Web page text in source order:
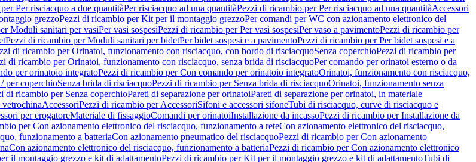
Per risciacquo a due quantitàPer risciacquo ad una quantitàPezzi di ricambio per Per risciacquo ad una quantitàAccessori
grezzoPezzi di ricambio per Kit per il montaggio grezzoPer comandi per WC con azionamento elettronico del
Moduli sanitari per vasiPer vasi sospesiPezzi di ricambio per Per vasi sospesiPer vaso a pavimentoPezzi di ricambio per
Pezzi di ricambio per Moduli sanitari per bidetPer bidet sospesi e a pavimentoPezzi di ricambio per Per bidet sospesi e a
di ricambio per Orinatoi, funzionamento con risciacquo, con bordo di risciacquoSenza coperchioPezzi di ricambio per
di ricambio per Orinatoi, funzionamento con risciacquo, senza brida di risciacquoPer comando per orinatoi esterno o da
per orinatoio integratoPezzi di ricambio per Con comando per orinatoio integratoOrinatoi, funzionamento con risciacquo,
per coperchioSenza brida di risciacquoPezzi di ricambio per Senza brida di risciacquoOrinatoi, funzionamento senza
di ricambio per Senza coperchioPareti di separazione per orinatoiPareti di separazione per orinatoi, in materiale
AccessoriPezzi di ricambio per AccessoriSifoni e accessori sifoneTubi di risciacquo, curve di risciacquo e
per erogatoreMateriale di fissaggioComandi per orinatoiInstallazione da incassoPezzi di ricambio per Installazione da
per Con azionamento elettronico del risciacquo, funzionamento a reteCon azionamento elettronico del risciacquo,
funzionamento a batteriaCon azionamento pneumatico del risciacquoPezzi di ricambio per Con azionamento
Con azionamento elettronico del risciacquo, funzionamento a batteriaPezzi di ricambio per Con azionamento elettronico
il montaggio grezzo e kit di adattamentoPezzi di ricambio per Kit per il montaggio grezzo e kit di adattamentoTubi di